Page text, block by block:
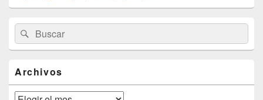
área
de
widget
lateral
primaria
Buscar
por:
Buscar
Archivos
Archivos